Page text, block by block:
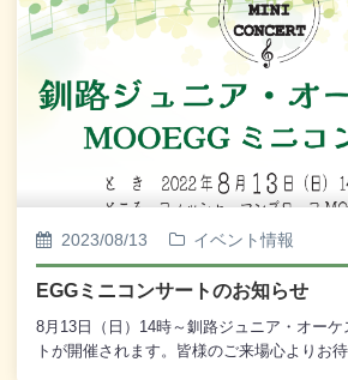
2023/08/13 イベント情報
EGGミニコンサートのお知らせ
8月13日（日）14時～釧路ジュニア・オー
トが開催されます。皆様のご来場心よりお